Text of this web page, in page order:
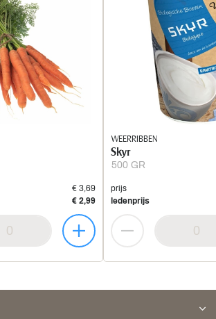
€ 3,69
€ 2,99
WEERRIBBEN
500 GR
Skyr
prijs
ledenprijs